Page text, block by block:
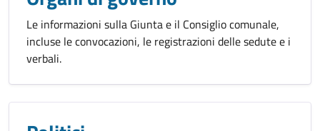
Le informazioni sulla Giunta e il Consiglio comunale,
incluse le convocazioni, le registrazioni delle sedute e i
verbali.